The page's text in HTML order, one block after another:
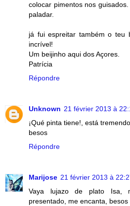
colocar pimentos nos
paladar.
já fui espreitar também o teu
incrível!
Um beijinho aqui dos Açores.
Patrícia
Répondre
Unknown 21 février 2013 à
¡Qué pinta tiene!, está tremendo.
besos
Répondre
Marijose 21 février 2013 à
Vaya lujazo de plato Isa,
presentado, me encanta, besos